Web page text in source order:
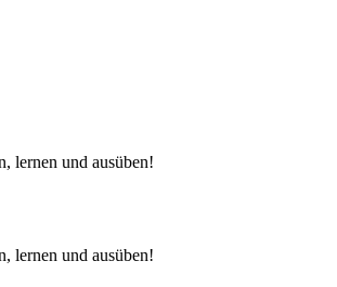
lernen und ausüben!
lernen und ausüben!